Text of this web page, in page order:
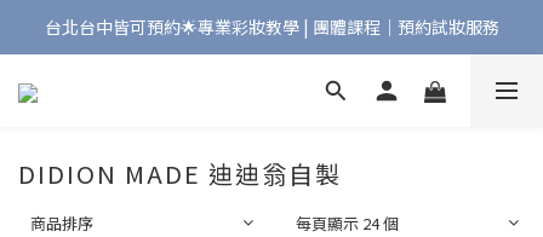
Bonjour!歡迎來到Maqpro | 全店2000免運🇫🇷
台北台中皆可預約🌟專業彩妝教學 | 團體課程｜預約試妝服務
Bonjour!歡迎來到Maqpro | 全店2000免運🇫🇷
DIDION MADE 迪迪翁自製
商品排序 每頁顯示 24 個